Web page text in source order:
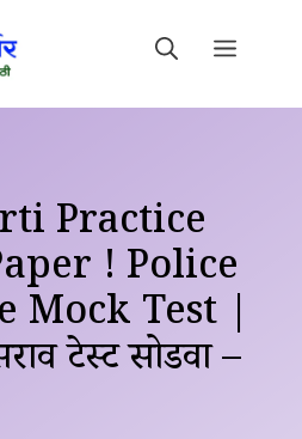
Practice
! Police
Mock Test |
टेस्ट सोडवा –